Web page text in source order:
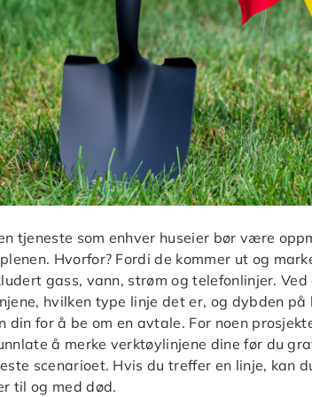
tjeneste som enhver huseier bør være
Hvorfor? Fordi de kommer ut og
gass, vann, strøm og telefonlinjer.
hvilken type linje det er, og dybden
din for å be om en avtale. For noen
å merke verktøylinjene dine før du
scenarioet. Hvis du treffer en linje, kan
til og med død.